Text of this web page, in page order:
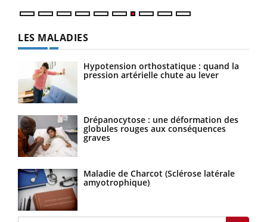
LES MALADIES
Hypotension orthostatique : quand la
pression artérielle chute au lever
Drépanocytose : une déformation des
globules rouges aux conséquences
graves
Maladie de Charcot (Sclérose latérale
amyotrophique)